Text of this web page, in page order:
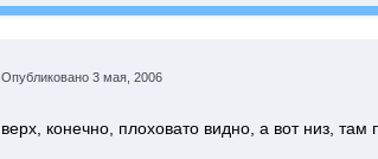
Опубликовано 3 мая, 2006
верх, конечно, плоховато видно, а вот низ,